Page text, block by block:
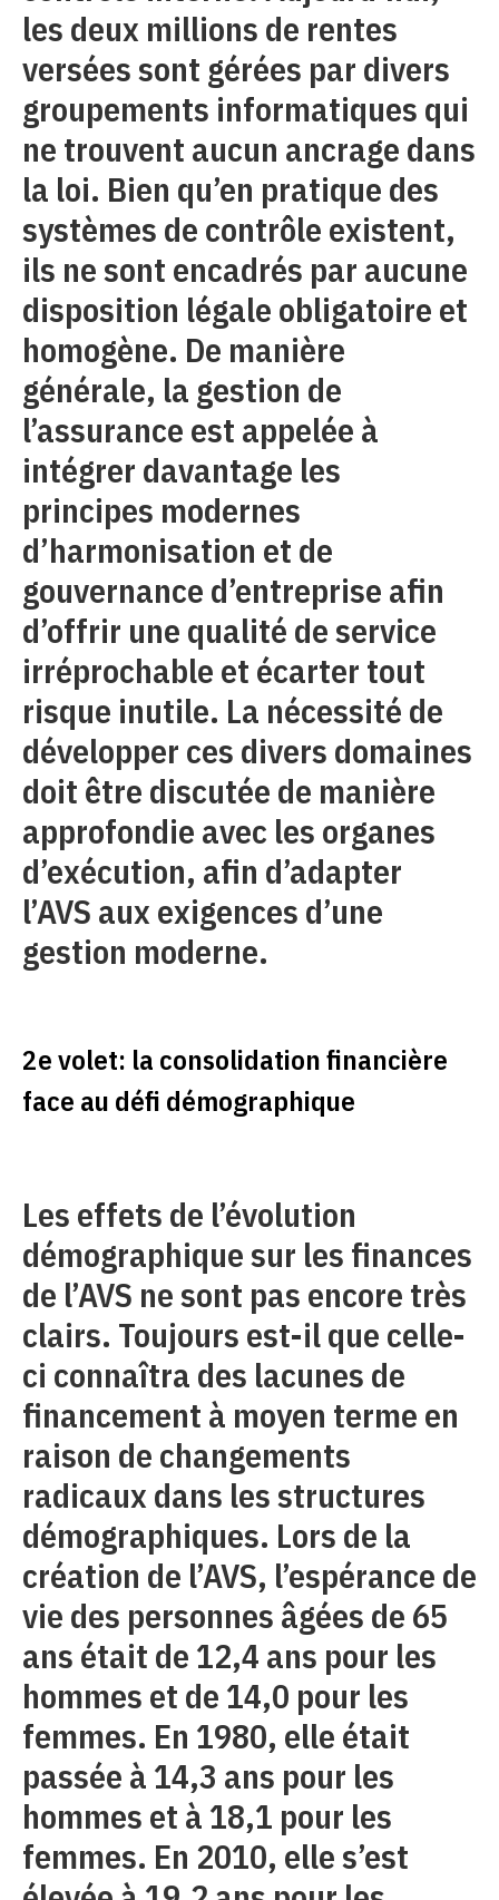
les deux millions de rentes
versées sont gérées par divers
groupements informatiques qui
ne trouvent aucun ancrage dans
la loi. Bien qu’en pratique des
systèmes de contrôle existent,
ils ne sont encadrés par aucune
disposition légale obligatoire et
homogène. De manière
générale, la gestion de
l’assurance est appelée à
intégrer davantage les
principes modernes
d’harmonisation et de
gouvernance d’entreprise afin
d’offrir une qualité de service
irréprochable et écarter tout
risque inutile. La nécessité de
développer ces divers domaines
doit être discutée de manière
approfondie avec les organes
d’exécution, afin d’adapter
l’AVS aux exigences d’une
gestion moderne.
2e volet: la consolidation financière
face au défi démographique
Les effets de l’évolution
démographique sur les finances
de l’AVS ne sont pas encore très
clairs. Toujours est-il que celle-
ci connaîtra des lacunes de
financement à moyen terme en
raison de changements
radicaux dans les structures
démographiques. Lors de la
création de l’AVS, l’espérance de
vie des personnes âgées de 65
ans était de 12,4 ans pour les
hommes et de 14,0 pour les
femmes. En 1980, elle était
passée à 14,3 ans pour les
hommes et à 18,1 pour les
femmes. En 2010, elle s’est